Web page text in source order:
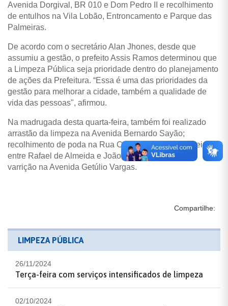
Avenida Dorgival, BR 010 e Dom Pedro II e recolhimento
de entulhos na Vila Lobão, Entroncamento e Parque das
Palmeiras.
De acordo com o secretário Alan Jhones, desde que
assumiu a gestão, o prefeito Assis Ramos determinou que
a Limpeza Pública seja prioridade dentro do planejamento
de ações da Prefeitura. “Essa é uma das prioridades da
gestão para melhorar a cidade, também a qualidade de
vida das pessoas", afirmou.
Na madrugada desta quarta-feira, também foi realizado
arrastão da limpeza na Avenida Bernardo Sayão;
recolhimento de poda na Rua Coronel Manoel Bandeira
entre Rafael de Almeida e João Pessoa, no Bacuri e
varrição na Avenida Getúlio Vargas.
Compartilhe:
LIMPEZA PÚBLICA
26/11/2024
Terça-feira com serviços intensificados de limpeza
02/10/2024